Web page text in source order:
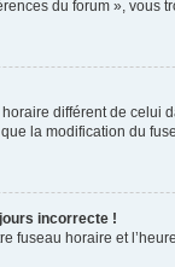
du forum », vous
différent de celui
la modification du
incorrecte !
fuseau horaire et